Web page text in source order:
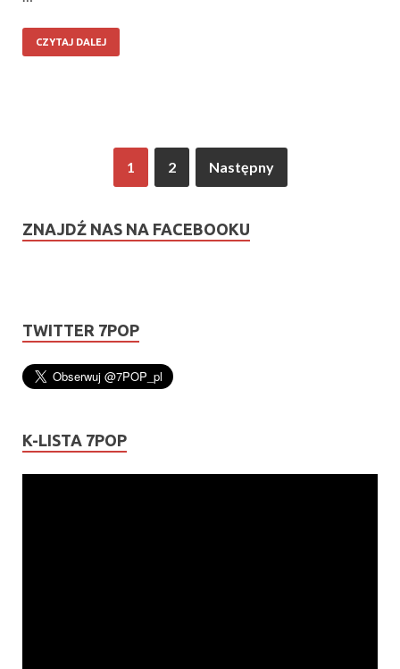
CZYTAJ DALEJ
1 2 Następny
ZNAJDŹ NAS NA FACEBOOKU
TWITTER 7POP
K-LISTA 7POP